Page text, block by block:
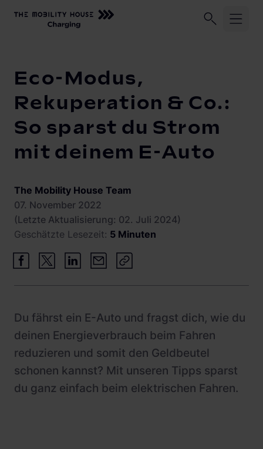
Shop
SALE %
Lagerdeals %
Wallboxen
ChargeLine
Schnellladestationen
PV-fähige Wallboxen
Dienstwagen Wallboxen
Balkonkraftwerke
Set-Angebote
Lösungen und Services
Abrechnungsmanagement
Monitoring
Solarmanagement
ChargeLine
ChargeLine BiDi
ChargeLine AC
Dienstwagen Laden
eyond
Zuhause laden
Knowledge Center
Gewerbespeicher
Eco-Modus,
Rekuperation & Co.:
So sparst du Strom
mit deinem E-Auto
The Mobility House Team
07. November 2022
(Letzte Aktualisierung: 02. Juli 2024)
Geschätzte Lesezeit: 5 Minuten
Du fährst ein E-Auto und fragst dich, wie du
deinen Energieverbrauch beim Fahren
reduzieren und somit den Geldbeutel
schonen kannst? Mit unseren Tipps sparst
du ganz einfach beim elektrischen Fahren.